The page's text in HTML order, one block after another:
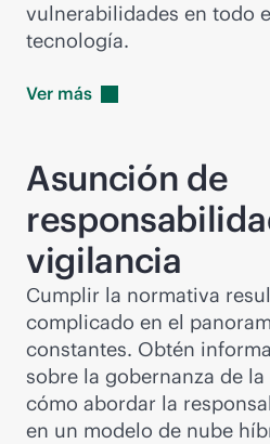
vulnerabilidades en todo
tecnología.
Ver más
Asunción de
vigilancia
Cumplir la normativa
complicado en el
constantes. Obtén
sobre la gobernanza de
cómo abordar la
en un modelo de nube